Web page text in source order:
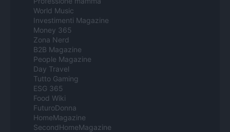
World Music
Investimenti Magazine
Money 365
Zona Nerd
B2B Magazine
People Magazine
Day Travel
Tutto Gaming
ESG 365
Food Wiki
FuturoDonna
HomeMagazine
SecondHomeMagazine